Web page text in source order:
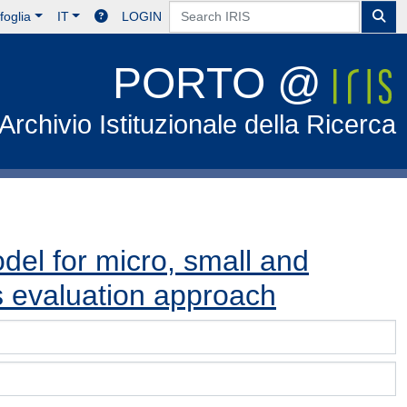
IT LOGIN
PORTO @
Istituzionale della Ricerca
for micro, small and
approach